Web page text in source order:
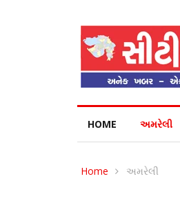
HOME અમરેલી
Home અમરેલી